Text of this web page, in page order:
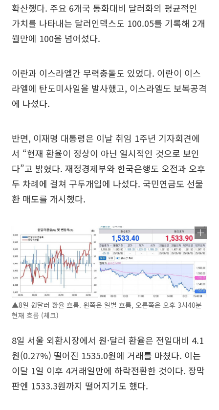
확산했다. 주요 6개국 통화대비 달러화의 평균적인
가치를 나타내는 달러인덱스도 100.05를 기록해 2개
월만에 100을 넘어섰다.
이란과 이스라엘간 무력충돌도 있었다. 이란이 이스
라엘에 탄도미사일을 발사했고, 이스라엘도 보복공격
에 나섰다.
반면, 이재명 대통령은 이날 취임 1주년 기자회견에
서 “현재 환율이 정상이 아닌 일시적인 것으로 보인
다”고 밝혔다. 재정경제부와 한국은행도 오전과 오후
두 차례에 걸쳐 구두개입에 나섰다. 국민연금도 선물
환 매도를 개시했다.
▲8일 원달러 환율 흐름. 왼쪽은 일별 흐름, 오른쪽은 오후 3시40분
현재 흐름 (체크)
8일 서울 외환시장에서 원·달러 환율은 전일대비 4.1
원(0.27%) 떨어진 1535.0원에 거래를 마쳤다. 이는
이달 1일 이후 4거래일만에 하락전환한 것이다. 장막
판엔 1533.3원까지 떨어지기도 했다.